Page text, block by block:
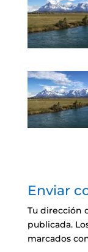
Enviar
Tu dirección
publicada.
marcados